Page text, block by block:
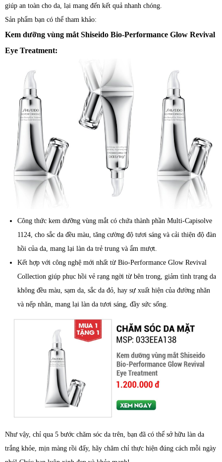
giúp an toàn cho da, lại mang đến kết quả nhanh chóng.
Sản phẩm bạn có thể tham khảo:
Kem dưỡng vùng mắt Shiseido Bio-Performance Glow Revival
Eye Treatment:
Công thức kem dưỡng vùng mắt có chứa thành phần Multi-Capisolve
1124, cho sắc da đều màu, tăng cường độ tươi sáng và cải thiện độ đàn
hồi của da, mang lại làn da trẻ trung và ẩm mượt.
Kết hợp với công nghệ mới nhất từ Bio-Performance Glow Revival
Collection giúp phục hồi vẻ rạng ngời từ bên trong, giảm tình trạng da
không đều màu, sạm da, sắc da đỏ, hay sự xuất hiện của đường nhăn
và nếp nhăn, mang lại làn da tươi sáng, đầy sức sống.
Như vậy, chỉ qua 5 bước chăm sóc da trên, bạn đã có thể sở hữu làn da
trắng khỏe, mịn màng rồi đấy, hãy chăm chỉ thực hiện đúng cách mỗi ngày